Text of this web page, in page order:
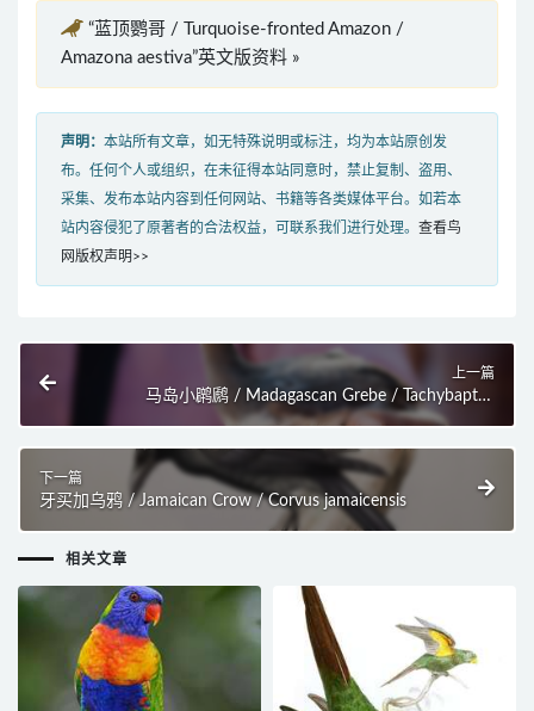
“蓝顶鹦哥 / Turquoise-fronted Amazon /
Amazona aestiva”英文版资料 »
声明： 本站所有文章，如无特殊说明或标注，均为本站原创发
布。任何个人或组织，在未征得本站同意时，禁止复制、盗用、
采集、发布本站内容到任何网站、书籍等各类媒体平台。如若本
站内容侵犯了原著者的合法权益，可联系我们进行处理。 查看鸟
网版权声明>>
上一篇
马岛小䴙䴘 / Madagascan Grebe / Tachybaptus
pelzelnii
下一篇
牙买加乌鸦 / Jamaican Crow / Corvus jamaicensis
相关文章